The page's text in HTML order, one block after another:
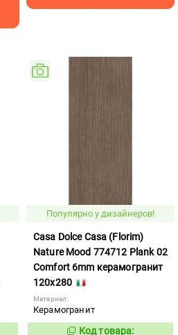
Популярно у дизайнеров!
Casa Dolce Casa (Florim)
Nature Mood 774712 Plank 02
Comfort 6mm керамогранит
120x280
Материал:
Керамогранит
Код товара: